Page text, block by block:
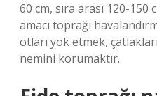
60 cm, sıra arası 120-150
amacı toprağı
otları yok etmek,
nemini korumaktır.